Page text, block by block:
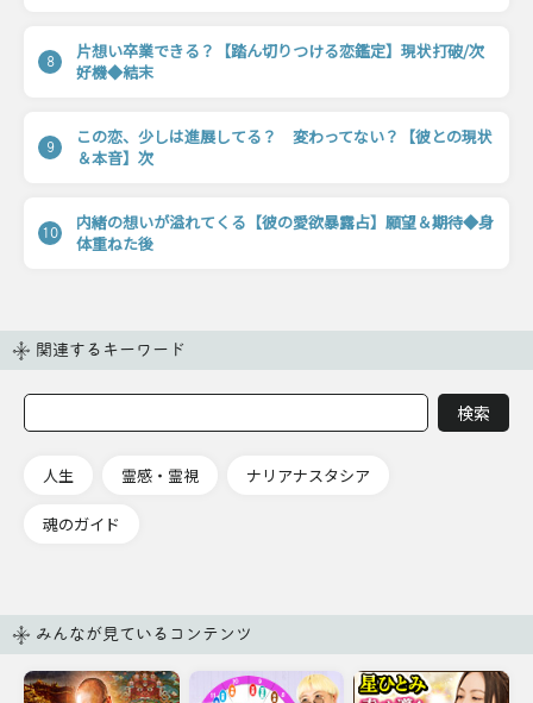
8
片想い卒業できる？【踏ん切りつける恋鑑定】現状打破/次
好機◆結末
9
この恋、少しは進展してる？ 変わってない？【彼との現状
＆本音】次
10
内緒の想いが溢れてくる【彼の愛欲暴露占】願望＆期待◆身
体重ねた後
関連するキーワード
人生 霊感・霊視 ナリアナスタシア
魂のガイド
みんなが見ているコンテンツ